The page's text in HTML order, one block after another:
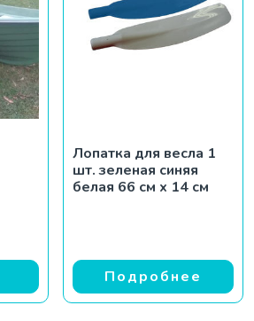
Лопатка для весла 1
шт. зеленая синяя
белая 66 см x 14 см
Подробнее